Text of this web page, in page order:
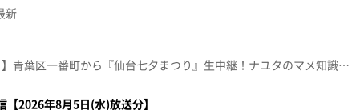
。
新
【特集：仙台七夕まつりＳＰ】青葉区一番町から『仙台七夕まつり』生中継！ナユタのマメ知識＆オリジナル飾り披露＆限定グルメ！本間チャ～ンスや豪華なプレゼントも！七夕一色もりもり盛沢山の１時間！①宮城を〇っと調査！イチからナユタ②オリジナル七夕飾りお披露目！■根白石民俗七夕まつり ８日（土）まで開催中【グルメ中継】①うまい鮨勘 一番町支店 営業：11:30～22:00 夏祭2026は11日（火）まで開催中②日本料理 美と和 akita -K- 仙台 営業：昼 12:00～15:00/夜 18:00～22:00③ZUNDA ZUNDA CAFE 仙台一番町本店 営業：11:00～17:30※紹介した催事等は終了している場合があります。※紹介した商品等は取り扱いが終了している場合があります。
【2026年8月5日(水)放送分】